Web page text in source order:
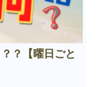
？【曜日ごと